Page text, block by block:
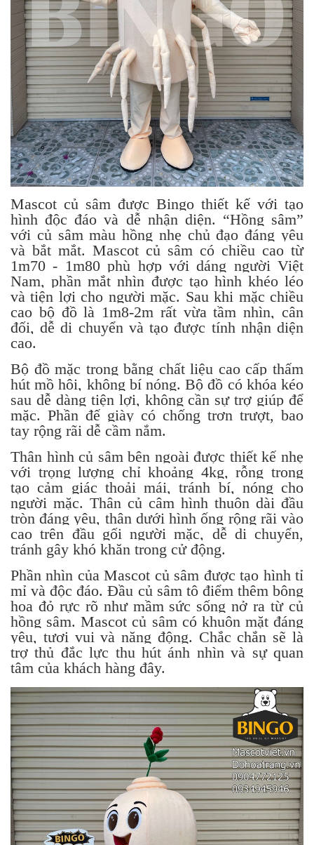
Mascot củ sâm được Bingo thiết kế với tạo
hình độc đáo và dễ nhận diện. “Hồng sâm”
với củ sâm màu hồng nhẹ chủ đạo đáng yêu
và bắt mắt. Mascot củ sâm có chiều cao từ
1m70 - 1m80 phù hợp với dáng người Việt
Nam, phần mắt nhìn được tạo hình khéo léo
và tiện lợi cho người mặc. Sau khi mặc chiều
cao bộ đồ là 1m8-2m rất vừa tầm nhìn, cân
đối, dễ di chuyển và tạo được tính nhận diện
cao.
Bộ đồ mặc trong bằng chất liệu cao cấp thấm
hút mồ hôi, không bí nóng. Bộ đồ có khóa kéo
sau dễ dàng tiện lợi, không cần sự trợ giúp để
mặc. Phần đế giày có chống trơn trượt, bao
tay rộng rãi dễ cầm nắm.
Thân hình củ sâm bên ngoài được thiết kế nhẹ
với trọng lượng chỉ khoảng 4kg, rỗng trong
tạo cảm giác thoải mái, tránh bí, nóng cho
người mặc. Thân củ câm hình thuôn dài đầu
tròn đáng yêu, thân dưới hình ống rộng rãi vào
cao trên đầu gối người mặc, dễ di chuyển,
tránh gây khó khăn trong cử động.
Phần nhìn của Mascot củ sâm được tạo hình tỉ
mỉ và độc đáo. Đầu củ sâm tô điểm thêm bông
hoa đỏ rực rõ như mầm sức sống nở ra từ củ
hồng sâm. Mascot củ sâm có khuôn mặt đáng
yêu, tươi vui và năng động. Chắc chắn sẽ là
trợ thủ đắc lực thu hút ánh nhìn và sự quan
tâm của khách hàng đây.